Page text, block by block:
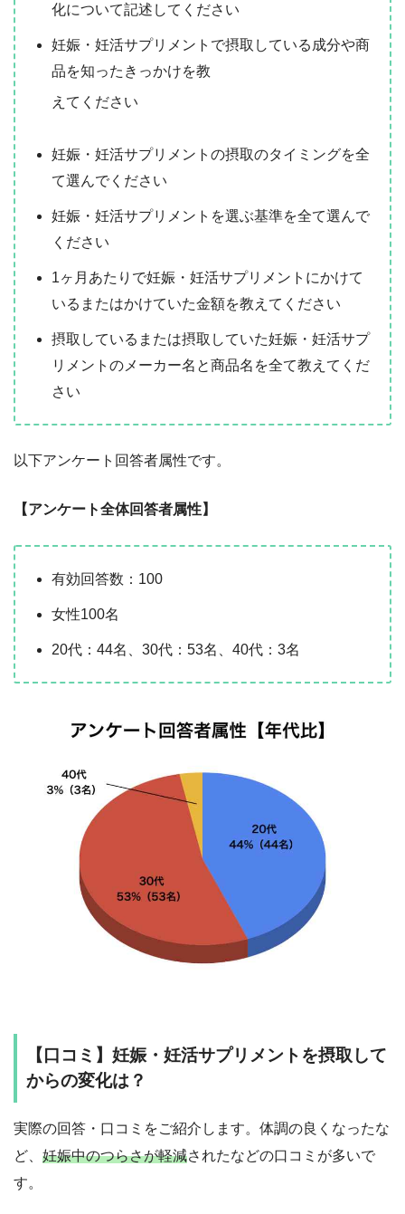
化について記述してください
妊娠・妊活サプリメントで摂取している成分や商
品を知ったきっかけを教
えてください
妊娠・妊活サプリメントの摂取のタイミングを全
て選んでください
妊娠・妊活サプリメントを選ぶ基準を全て選んで
ください
1ヶ月あたりで妊娠・妊活サプリメントにかけて
いるまたはかけていた金額を教えてください
摂取しているまたは摂取していた妊娠・妊活サプ
リメントのメーカー名と商品名を全て教えてくだ
さい
以下アンケート回答者属性です。
【アンケート全体回答者属性】
有効回答数：100
女性100名
20代：44名、30代：53名、40代：3名
【口コミ】妊娠・妊活サプリメントを摂取して
からの変化は？
実際の回答・口コミをご紹介します。体調の良くなったな
ど、 妊娠中のつらさが軽減されたなどの口コミが多いで
す。